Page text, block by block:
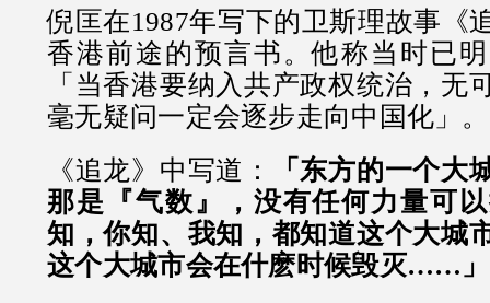
倪匡在1987年写下的卫斯理故事《
香港前途的预言书。他称当时已
「当香港要纳入共产政权统治，无
毫无疑问一定会逐步走向中国化」。
《追龙》中写道：
「东方的一个大
那是『气数』，没有任何力量可
知，你知、我知，都知道这个大城
这个大城市会在什麽时候毁灭……」